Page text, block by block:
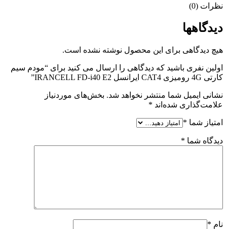
نظرات (0)
دیدگاهها
هیچ دیدگاهی برای این محصول نوشته نشده است.
اولین نفری باشید که دیدگاهی را ارسال می کنید برای “مودم سیم
کارتی 4G رومیزی CAT4 ایرانسل IRANCELL FD-i40 E2”
نشانی ایمیل شما منتشر نخواهد شد. بخش‌های موردنیاز
علامت‌گذاری شده‌اند *
امتیاز شما *
دیدگاه شما *
نام *